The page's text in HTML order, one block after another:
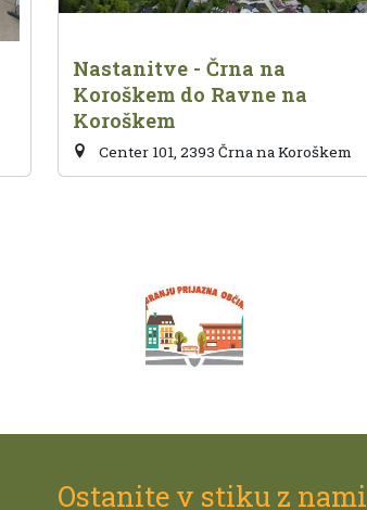
Nastanitve - Črna na
Koroškem do Ravne na
Koroškem
Center 101, 2393 Črna na Koroškem
Ostanite v stiku z nami